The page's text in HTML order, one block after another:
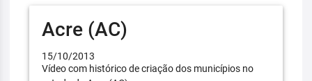
Acre (AC)
15/10/2013
Vídeo com histórico de criação dos municípios no